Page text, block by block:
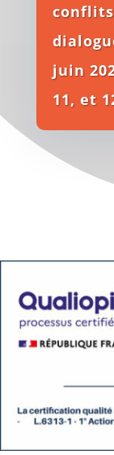
juin
11, et